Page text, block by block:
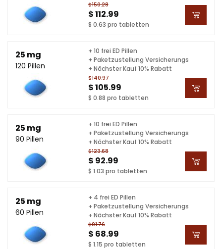
$150.28
$ 112.99
$ 0.63 pro tabletten
25 mg
120 Pillen
$140.97
$ 105.99
$ 0.88 pro tabletten
+ 10 frei ED Pillen
+ Paketzustellung Versicherungs
+ Nächster Kauf 10% Rabatt
25 mg
90 Pillen
$123.68
$ 92.99
$ 1.03 pro tabletten
+ 10 frei ED Pillen
+ Paketzustellung Versicherungs
+ Nächster Kauf 10% Rabatt
25 mg
60 Pillen
$91.76
$ 68.99
$ 1.15 pro tabletten
+ 4 frei ED Pillen
+ Paketzustellung Versicherungs
+ Nächster Kauf 10% Rabatt